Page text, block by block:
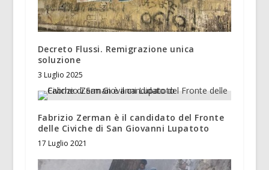
Decreto Flussi. Remigrazione unica
soluzione
3 Luglio 2025
Fabrizio Zerman è il candidato del Fronte
delle Civiche di San Giovanni Lupatoto
17 Luglio 2021